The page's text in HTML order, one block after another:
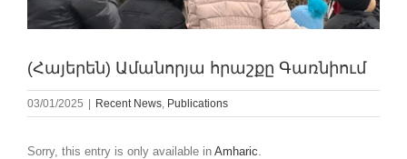
(Հայերեն) Ամանորյա հրաշքը Գառնիում
03/01/2025 | Recent News Publications
Sorry, this entry is only available in Amharic